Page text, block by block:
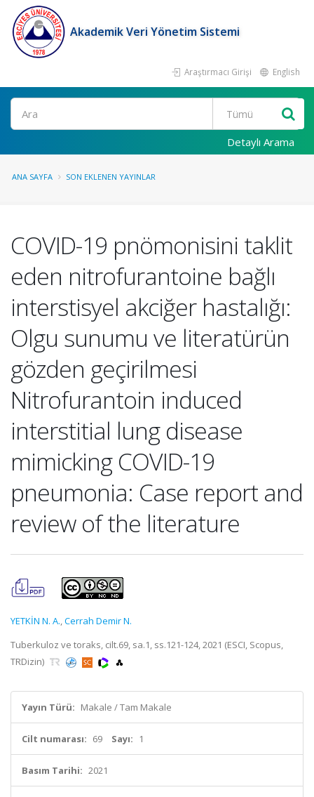
Akademik Veri Yönetim Sistemi
Araştırmacı Girişi English
Ara
Detaylı Arama
ANA SAYFA SON EKLENEN YAYINLAR
COVID-19 pnömonisini taklit
eden nitrofurantoine bağlı
interstisyel akciğer hastalığı:
Olgu sunumu ve literatürün
gözden geçirilmesi
Nitrofurantoin induced
interstitial lung disease
mimicking COVID-19
pneumonia: Case report and
review of the literature
YETKİN N. A.,Cerrah Demir N.
Tuberkuloz ve toraks, cilt.69, sa.1, ss.121-124, 2021 (ESCI, Scopus,
TRDizin)
Yayın Türü: Makale / Tam Makale
Cilt numarası: 69 Sayı: 1
Basım Tarihi: 2021